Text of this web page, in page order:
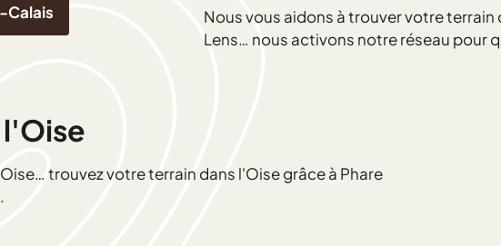
Nous vous aidons à trouver votre
Lens… nous activons notre réseau pour
Calais
trouvez votre terrain dans l'Oise grâce à Phare